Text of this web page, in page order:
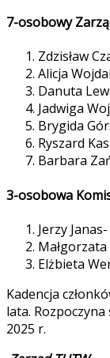
7-osobowy
Zdzisław
Alicja
Danuta
Jadwiga
Brygida
Ryszard
Barbara
3-osobowa
Jerzy
Elżbieta
Kadencja
lata.
2025 r.